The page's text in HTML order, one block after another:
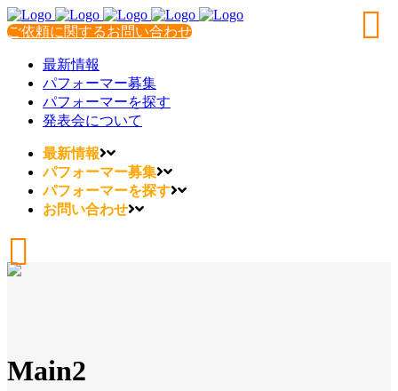
ご依頼に関するお問い合わせ
最新情報
パフォーマー募集
パフォーマーを探す
発表会について
最新情報
パフォーマー募集
パフォーマーを探す
お問い合わせ
Main2